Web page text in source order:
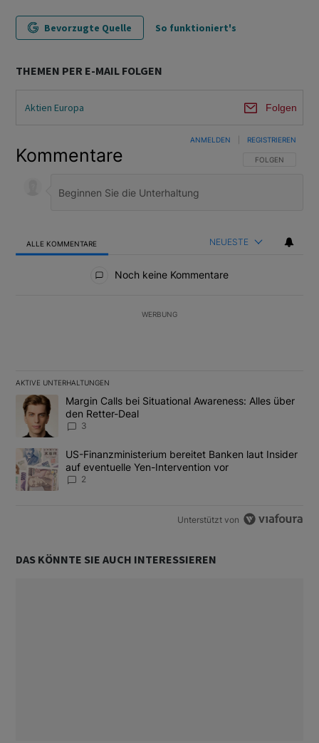
Bevorzugte Quelle So funktioniert's
THEMEN PER E-MAIL FOLGEN
Aktien Europa Folgen
Kommentare FOLGE DIESER
FOLGEN
ANMELDEN REGISTRIEREN
ALLE KOMMENTARE NEUESTE
Noch keine Kommentare
WERBUNG
AKTIVE UNTERHALTUNGEN
Das Folgende ist eine Liste der am meisten kommentierten
Ein Trendartikel mit dem Titel "Margin Calls bei Situational
Margin Calls bei Situational Awareness: Alles über
den Retter-Deal
3
Ein Trendartikel mit dem Titel "US-Finanzministerium bereitet
US-Finanzministerium bereitet Banken laut Insider
auf eventuelle Yen-Intervention vor
2
Unterstützt von
DAS KÖNNTE SIE AUCH INTERESSIEREN